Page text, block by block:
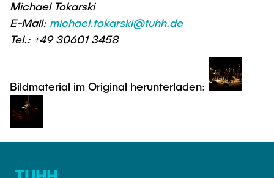
Michael Tokarski
E-Mail: michael.tokarski@tuhh.de
Tel.: +49 30601 3458
Bildmaterial im Original herunterladen: